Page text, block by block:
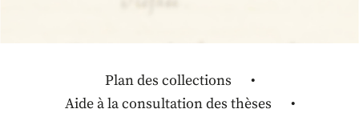
Plan des collections
Aide à la consultation des thèses